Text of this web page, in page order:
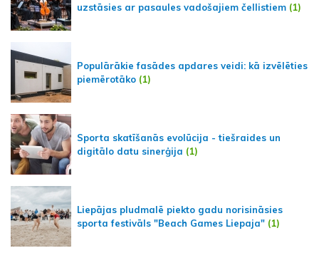
uzstāsies ar pasaules vadošajiem čellistiem (1)
Populārākie fasādes apdares veidi: kā izvēlēties
piemērotāko (1)
Sporta skatīšanās evolūcija - tiešraides un
digitālo datu sinerģija (1)
Liepājas pludmalē piekto gadu norisināsies
sporta festivāls "Beach Games Liepaja" (1)